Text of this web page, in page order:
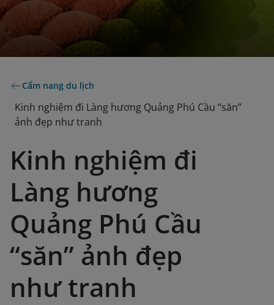
Cẩm nang du lịch
Kinh nghiệm đi Làng hương Quảng Phú Cầu “săn”
ảnh đẹp như tranh
Kinh nghiệm đi
Làng hương
Quảng Phú Cầu
“săn” ảnh đẹp
như tranh